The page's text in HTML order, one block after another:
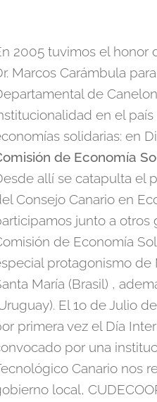
2005 tuvimos el honor
Marcos Carámbula
de
en el
solidarias: en
de Economía
allí se catapulta el
Consejo Canario en
junto a otros
de Economía
protagonismo de
María (Brasil) ,
El 1o de Julio
primera vez el Día
por una
Canario nos
local,